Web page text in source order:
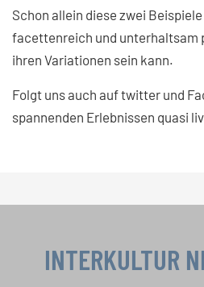
Schon allein diese zwei
facettenreich und unterhaltsam
ihren Variationen sein kann.
Folgt uns auch auf twitter und
spannenden Erlebnissen quasi
INTERKULTUR